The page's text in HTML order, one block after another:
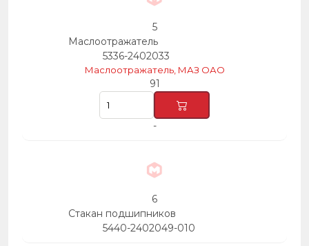
5
Маслоотражатель
5336-2402033
Маслоотражатель, МАЗ ОАО
91
-
6
Стакан подшипников
5440-2402049-010